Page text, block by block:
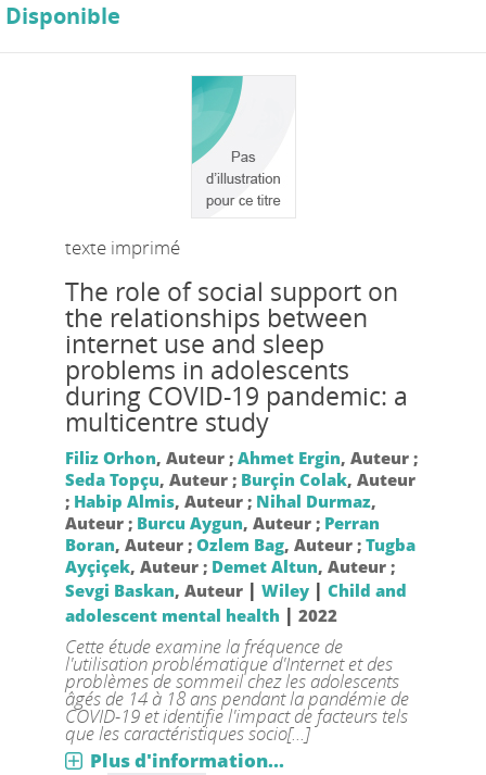
Disponible
texte imprimé
The role of social support on
the relationships between
internet use and sleep
problems in adolescents
during COVID-19 pandemic: a
multicentre study
Filiz Orhon, Auteur ; Ahmet Ergin, Auteur ;
Seda Topçu, Auteur ; Burçin Colak, Auteur
; Habip Almis, Auteur ; Nihal Durmaz,
Auteur ; Burcu Aygun, Auteur ; Perran
Boran, Auteur ; Ozlem Bag, Auteur ; Tugba
Ayçiçek, Auteur ; Demet Altun, Auteur ;
Sevgi Baskan, Auteur | Wiley| Child and
adolescent mental health | 2022
Cette étude examine la fréquence de
l'utilisation problématique d'Internet et des
problèmes de sommeil chez les adolescents
âgés de 14 à 18 ans pendant la pandémie de
COVID-19 et identifie l'impact de facteurs tels
que les caractéristiques socio[...]
Plus d'information...